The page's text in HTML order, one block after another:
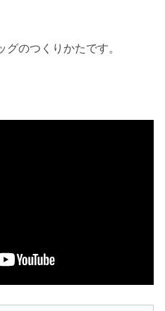
のつくりかたです。